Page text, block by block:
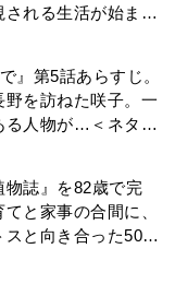
れる生活が始ま
』第5話あらすじ。
を訪ねた咲子。一
る人物が…＜ネタバ
誌』を82歳で完
と家事の合間に、
と向き合った50